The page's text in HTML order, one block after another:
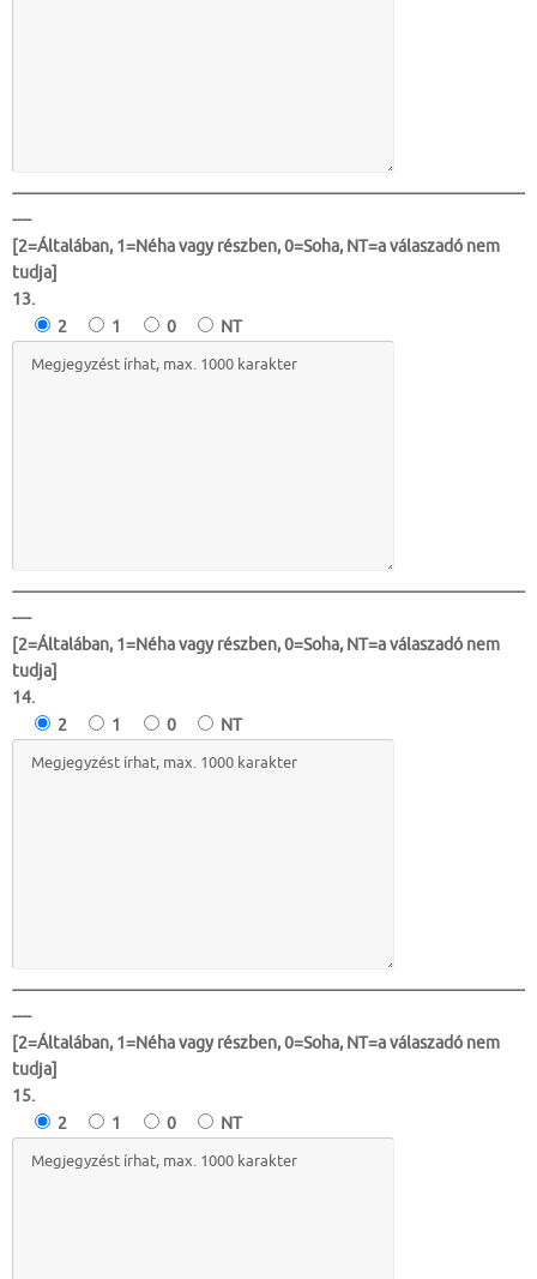
-----------------------------------------------------------------------------------------------------------
----
[2=Általában, 1=Néha vagy részben, 0=Soha, NT=a válaszadó nem
tudja]
13.
2
1 0 NT
-----------------------------------------------------------------------------------------------------------
----
[2=Általában, 1=Néha vagy részben, 0=Soha, NT=a válaszadó nem
tudja]
14.
2
1 0 NT
-----------------------------------------------------------------------------------------------------------
----
[2=Általában, 1=Néha vagy részben, 0=Soha, NT=a válaszadó nem
tudja]
15.
2
1 0 NT